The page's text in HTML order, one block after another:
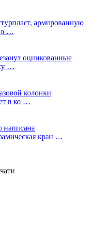
армированную
…
оцинкованные
…
колонки
в ко …
написана
кран …